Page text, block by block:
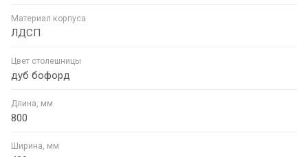
Материал корпуса
ЛДСП
Цвет столешницы
дуб бофорд
Длина, мм
800
Ширина, мм